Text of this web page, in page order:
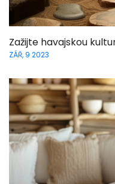
Zažijte havajskou
ZÁŘ, 9 2023